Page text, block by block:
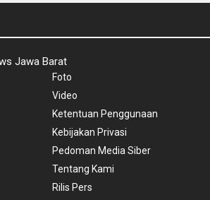
Jawa Barat
Foto
Video
Ketentuan Penggunaan
Kebijakan Privasi
Pedoman Media Siber
Tentang Kami
Rilis Pers